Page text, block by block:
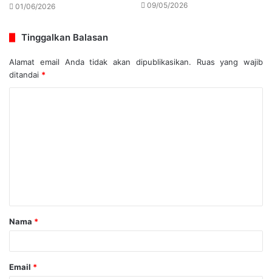
01/06/2026 09/05/2026
Tinggalkan Balasan
Alamat email Anda tidak akan dipublikasikan.
Ruas yang wajib
ditandai *
Nama *
Email *